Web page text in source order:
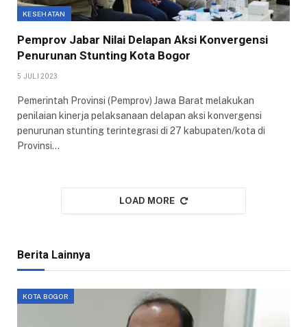
KESEHATAN
Pemprov Jabar Nilai Delapan Aksi Konvergensi
Penurunan Stunting Kota Bogor
5 JULI 2023
Pemerintah Provinsi (Pemprov) Jawa Barat melakukan
penilaian kinerja pelaksanaan delapan aksi konvergensi
penurunan stunting terintegrasi di 27 kabupaten/kota di
Provinsi…
LOAD MORE
Berita Lainnya
KOTA BOGOR